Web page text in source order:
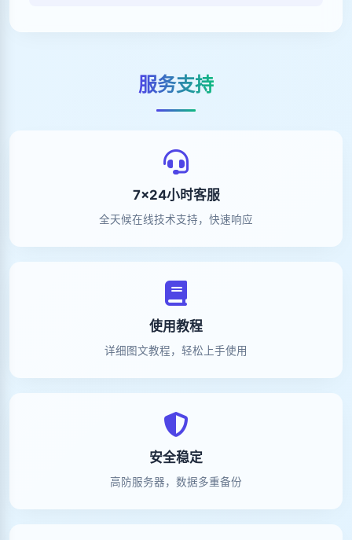
服务支持
7×24小时客服
全天候在线技术支持，快速响应
使用教程
详细图文教程，轻松上手使用
安全稳定
高防服务器，数据多重备份